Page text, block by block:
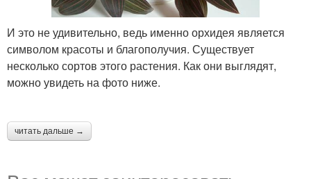
И это не удивительно, ведь именно орхидея является
символом красоты и благополучия. Существует
несколько сортов этого растения. Как они выглядят,
можно увидеть на фото ниже.
читать дальше →